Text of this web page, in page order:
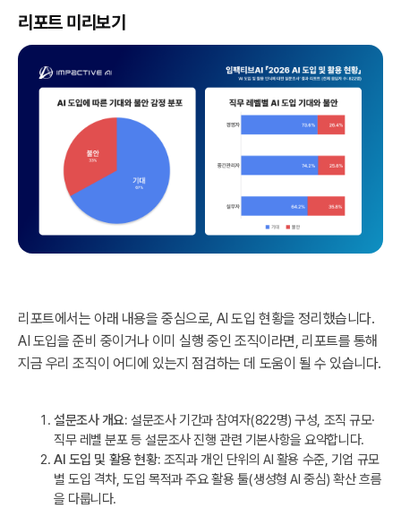
리포트 미리보기
리포트에서는 아래 내용을 중심으로, AI 도입 현황을 정리했습니다.
AI 도입을 준비 중이거나 이미 실행 중인 조직이라면, 리포트를 통해
지금 우리 조직이 어디에 있는지 점검하는 데 도움이 될 수 있습니다.
설문조사 개요:설문조사 기간과 참여자(822명) 구성, 조직 규모·
직무 레벨 분포 등 설문조사 진행 관련 기본사항을 요약합니다.
AI 도입 및 활용 현황: 조직과 개인 단위의 AI 활용 수준, 기업 규모
별 도입 격차, 도입 목적과 주요 활용 툴(생성형 AI 중심) 확산 흐름
을 다룹니다.